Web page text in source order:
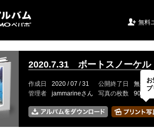
 無料
2020.7.31 ボートスノーケル
作成日 2020 / 07 / 31 公開終了日 無期限
管理者
jammarineさん 写真の枚数 90 /
お